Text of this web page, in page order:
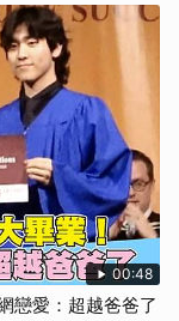
00:48
戀愛：超越爸爸了